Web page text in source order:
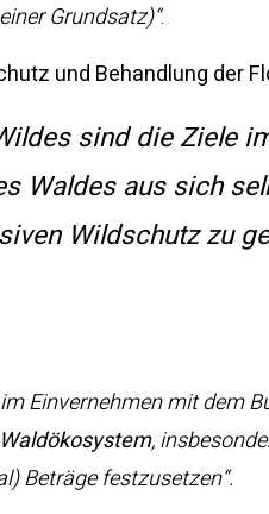
Grundsatz)“.
und Behandlung der
sind die Ziele
Waldes aus sich
Wildschutz zu
Einvernehmen mit dem
,
Beträge festzusetzen“.